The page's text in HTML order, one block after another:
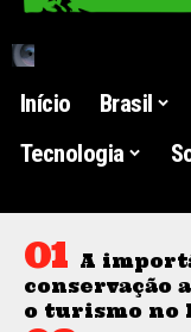
Início Brasil
Tecnologia
A
conservação
o turismo no